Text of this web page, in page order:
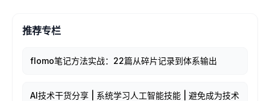
推荐专栏
flomo笔记方法实战：22篇从碎片记录到体系输出
AI技术干货分享 | 系统学习人工智能技能 | 避免成为技术